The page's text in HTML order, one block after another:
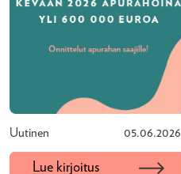
Uutinen 05.06.2026
Lue kirjoitus